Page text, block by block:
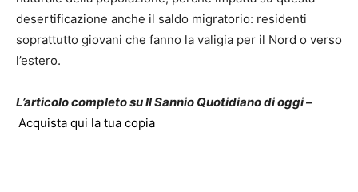
desertificazione anche il saldo migratorio: residenti
soprattutto giovani che fanno la valigia per il Nord o verso
l’estero.
L’articolo completo su Il Sannio Quotidiano di oggi –
Acquista qui la tua copia